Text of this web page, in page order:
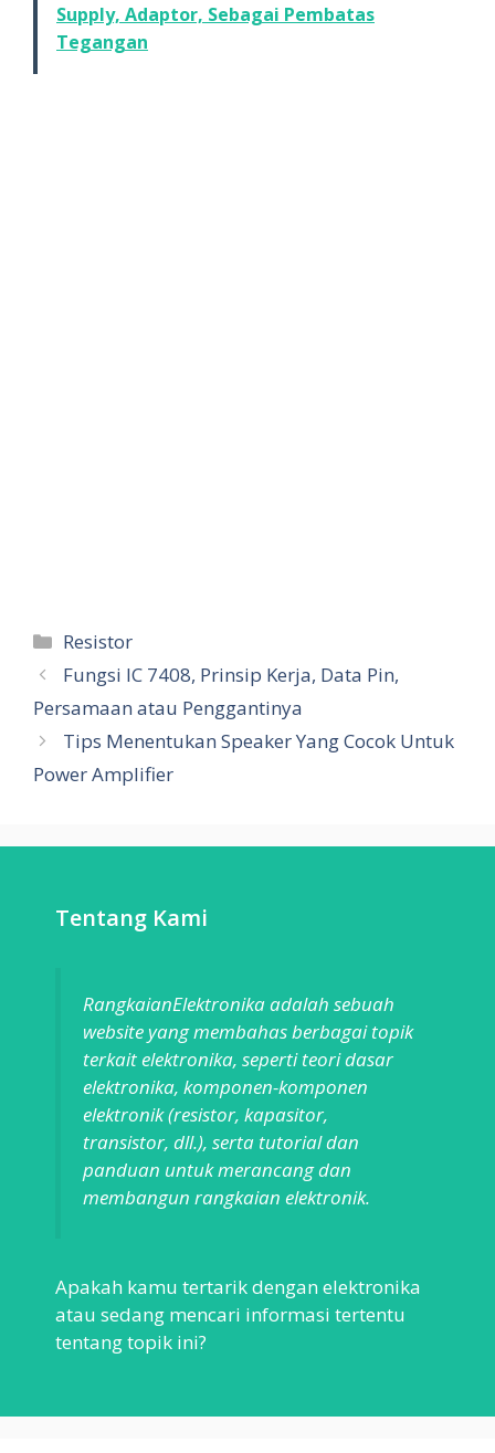
Supply, Adaptor, Sebagai Pembatas
Tegangan
Categories
Resistor
Fungsi IC 7408, Prinsip Kerja, Data Pin,
Persamaan atau Penggantinya
Tips Menentukan Speaker Yang Cocok Untuk
Power Amplifier
Tentang Kami
RangkaianElektronika adalah sebuah
website yang membahas berbagai topik
terkait elektronika, seperti teori dasar
elektronika, komponen-komponen
elektronik (resistor, kapasitor,
transistor, dll.), serta tutorial dan
panduan untuk merancang dan
membangun rangkaian elektronik.
Apakah kamu tertarik dengan elektronika
atau sedang mencari informasi tertentu
tentang topik ini?